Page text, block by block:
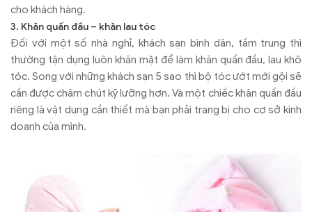
cho khách hàng.
3. Khăn quấn đầu – khăn lau tóc
Đối với một số nhà nghỉ, khách sạn bình dân, tầm trung thì
thường tận dụng luôn khăn mặt để làm khăn quấn đầu, lau khô
tóc. Song với những khách sạn 5 sao thì bộ tóc ướt mới gội sẽ
cần được chăm chút kỹ lưỡng hơn. Và một chiếc khăn quấn đầu
riêng là vật dụng cần thiết mà bạn phải trang bị cho cơ sở kinh
doanh của mình.